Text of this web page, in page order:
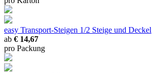
easy Transport-Steigen 1/2 Steige und Deckel
ab € 14,67
pro Packung